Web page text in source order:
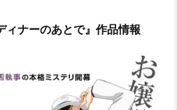
ナーのあとで』作品情報